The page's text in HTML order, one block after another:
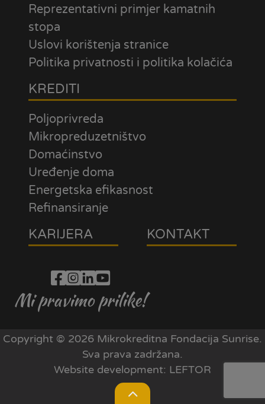
Reprezentativni primjer kamatnih
stopa
Uslovi korištenja stranice
Politika privatnosti i politika kolačića
KREDITI
Poljoprivreda
Mikropreduzetništvo
Domaćinstvo
Uređenje doma
Energetska efikasnost
Refinansiranje
KARIJERA KONTAKT
Mi pravimo prilike!
Copyright © 2026 Mikrokreditna Fondacija Sunrise.
Sva prava zadržana.
Website development: LEFTOR